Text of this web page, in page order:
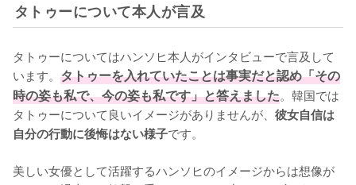
タトゥーについて本人が言及
タトゥーについてはハンソヒ本人がインタビューで言及して
います。 タトゥーを入れていたことは事実だと認め「その
時の姿も私で、今の姿も私です」と答えました。韓国では
タトゥーについて良いイメージがありませんが、 彼女自信は
自分の行動に後悔はない様子です。
美しい女優として活躍するハンソヒのイメージからは想像が